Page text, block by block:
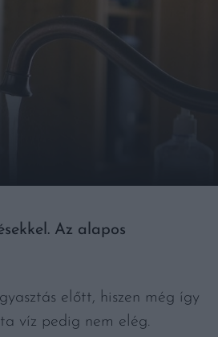
Az alapos
előtt, hiszen még így
víz pedig nem elég.